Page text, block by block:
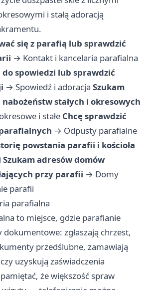
i stałą adoracją
się z parafią lub sprawdzić
→ Kontakt i kancelaria parafialna
spowiedzi lub sprawdzić
→ Spowiedź i adoracja Szukam
stałych i okresowych
i stałe Chcę sprawdzić
→ Odpusty parafialne
powstania parafii i kościoła
Szukam adresów domów
przy parafii → Domy
parafii
parafialna
to miejsce, gdzie parafianie
dokumentowe: zgłaszają chrzest,
przedślubne, zamawiają
uzyskują zaświadczenia
że większość spraw